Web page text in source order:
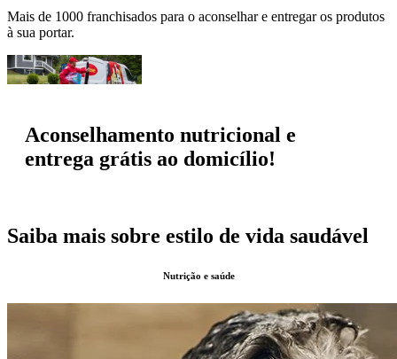
Mais de 1000 franchisados para o aconselhar e entregar os produtos
à sua portar.
Aconselhamento nutricional e
entrega grátis ao domicílio!
Saiba mais sobre estilo de vida saudável
Nutrição e saúde